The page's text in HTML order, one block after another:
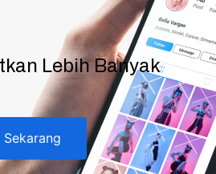
Lebih Banyak